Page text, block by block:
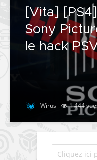
[Vita]
Sony
le hack
Wirus 1 444